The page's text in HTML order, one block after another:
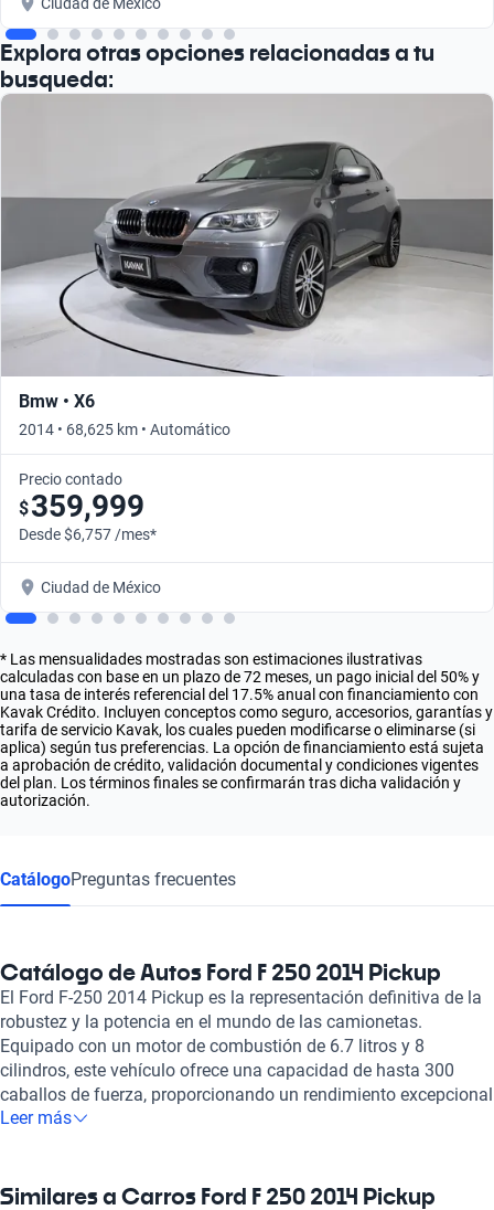
Explora otras opciones relacionadas a tu
busqueda:
Bmw • X6
2014 • 68,625 km • Automático
Precio contado
$359,999
Desde $6,757 /mes*
Ciudad de México
* Las mensualidades mostradas son estimaciones ilustrativas
calculadas con base en un plazo de 72 meses, un pago inicial del 50% y
una tasa de interés referencial del 17.5% anual con financiamiento con
Kavak Crédito. Incluyen conceptos como seguro, accesorios, garantías y
tarifa de servicio Kavak, los cuales pueden modificarse o eliminarse (si
aplica) según tus preferencias. La opción de financiamiento está sujeta
a aprobación de crédito, validación documental y condiciones vigentes
del plan. Los términos finales se confirmarán tras dicha validación y
autorización.
CatálogoPreguntas frecuentes
Catálogo de Autos Ford F 250 2014 Pickup
El Ford F-250 2014 Pickup es la representación definitiva de la
robustez y la potencia en el mundo de las camionetas.
Equipado con un motor de combustión de 6.7 litros y 8
cilindros, este vehículo ofrece una capacidad de hasta 300
caballos de fuerza, proporcionando un rendimiento excepcional
para quienes buscan un vehículo que no solo cumpla con las
disfrutar de un paseo por la carretera, el F-250 es la opción
Leer más
Similares a Carros Ford F 250 2014 Pickup